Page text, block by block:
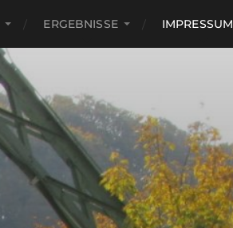
ERGEBNISSE IMPRESSUM